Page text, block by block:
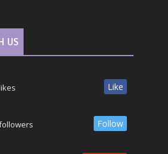
US
Like
Follow